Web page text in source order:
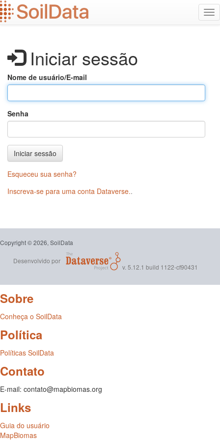
Ir
para
o
Iniciar sessão
Nome de usuário/E-mail
Senha
Iniciar sessão
Esqueceu sua senha?
Inscreva-se para uma conta Dataverse..
Copyright © 2026, SoilData
Desenvolvido por
v. 5.12.1 build 1122-cf90431
Sobre
Conheça o SoilData
Política
Políticas SoilData
Contato
E-mail: contato@mapbiomas.org
Links
Guia do usuário
MapBiomas